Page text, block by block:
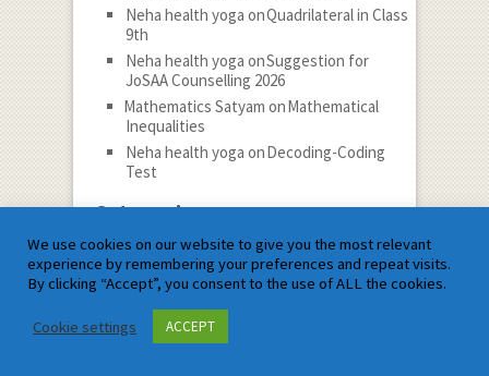
Neha health yoga onQuadrilateral in Class
9th
Neha health yoga onSuggestion for
JoSAA Counselling 2026
Mathematics Satyam onMathematical
Inequalities
Neha health yoga onDecoding-Coding
Test
Categories
Categories
Follow
Subscribe to notifications
We use cookies on our website to give you the most relevant
experience by remembering your preferences and repeat visits.
By clicking “Accept”, you consent to the use of ALL the cookies.
Cookie settings ACCEPT